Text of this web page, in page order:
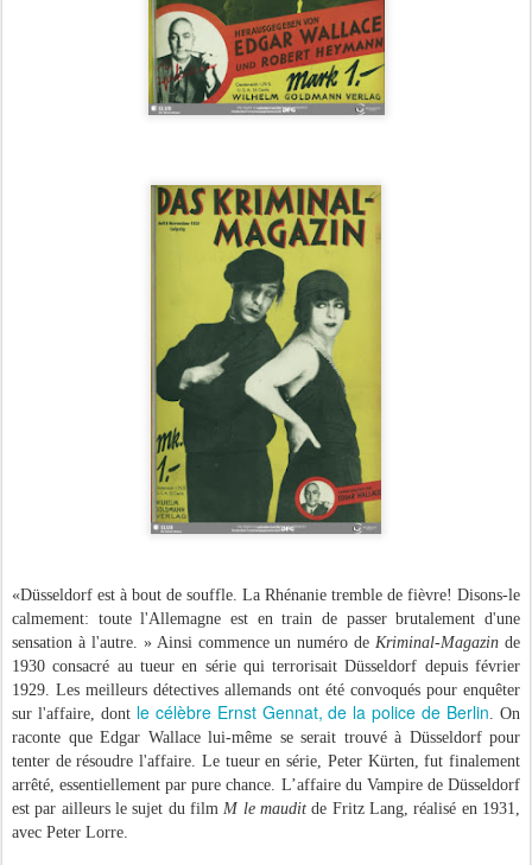
«Düsseldorf est à bout de souffle. La Rhénanie tremble de fièvre! Disons-le
calmement: toute l'Allemagne est en train de passer brutalement d'une
sensation à l'autre. » Ainsi commence un numéro de Kriminal-Magazin de
1930 consacré au tueur en série qui terrorisait Düsseldorf depuis février
1929. Les meilleurs détectives allemands ont été convoqués pour enquêter
sur l'affaire, dontle célèbre Ernst Gennat, de la police de Berlin . On
raconte que Edgar Wallace lui-même se serait trouvé à Düsseldorf pour
tenter de résoudre l'affaire. Le tueur en série, Peter Kürten, fut finalement
arrêté, essentiellement par pure chance. L’affaire du Vampire de Düsseldorf
est par ailleurs le sujet du film M le mauditde Fritz Lang, réalisé en 1931,
avec Peter Lorre.